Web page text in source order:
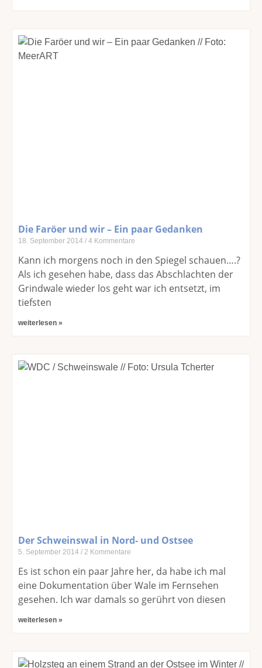
Die Faröer und wir – Ein paar Gedanken
18. September 2014 4 Kommentare
Kann ich morgens noch in den Spiegel schauen….?
Als ich gesehen habe, dass das Abschlachten der
Grindwale wieder los geht war ich entsetzt, im
tiefsten
weiterlesen »
Der Schweinswal in Nord- und Ostsee
5. September 2014 2 Kommentare
Es ist schon ein paar Jahre her, da habe ich mal
eine Dokumentation über Wale im Fernsehen
gesehen. Ich war damals so gerührt von diesen
weiterlesen »